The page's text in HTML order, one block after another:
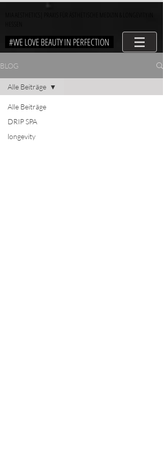
#WE LOVE BEAUTY IN PERFECTION
BLOG
Alle Beiträge
DRIP SPA
longevity
Alle Beiträge